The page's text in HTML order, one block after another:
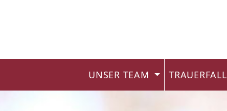
Navigation überspringen
UNSER TEAM TRAUERFALL